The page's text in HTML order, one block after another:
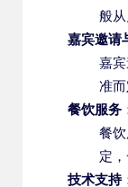
般从
嘉宾邀请
嘉
准
餐饮服务
餐
定
技术支持